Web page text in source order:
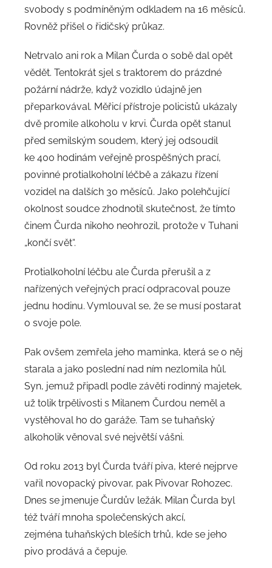
svobody s podmíněným odkladem na 16 měsíců.
Rovněž přišel o řidičský průkaz.
Netrvalo ani rok a Milan Čurda o sobě dal opět
vědět. Tentokrát sjel s traktorem do prázdné
požární nádrže, když vozidlo údajně jen
přeparkovával. Měřicí přístroje policistů ukázaly
dvě promile alkoholu v krvi. Čurda opět stanul
před semilským soudem, který jej odsoudil
ke 400 hodinám veřejně prospěšných prací,
povinné protialkoholní léčbě a zákazu řízení
vozidel na dalších 30 měsíců. Jako polehčující
okolnost soudce zhodnotil skutečnost, že tímto
činem Čurda nikoho neohrozil, protože v Tuhani
„končí svět“.
Protialkoholní léčbu ale Čurda přerušil a z
nařízených veřejných prací odpracoval pouze
jednu hodinu. Vymlouval se, že se musí postarat
o svoje pole.
Pak ovšem zemřela jeho maminka, která se o něj
starala a jako poslední nad ním nezlomila hůl.
Syn, jemuž připadl podle závěti rodinný majetek,
už tolik trpělivosti s Milanem Čurdou neměl a
vystěhoval ho do garáže. Tam se tuhaňský
alkoholik věnoval své největší vášni.
Od roku 2013 byl Čurda tváří piva, které nejprve
vařil novopacký pivovar, pak Pivovar Rohozec.
Dnes se jmenuje Čurdův ležák. Milan Čurda byl
též tváří mnoha společenských akcí,
zejména tuhaňských bleších trhů, kde se jeho
pivo prodává a čepuje.